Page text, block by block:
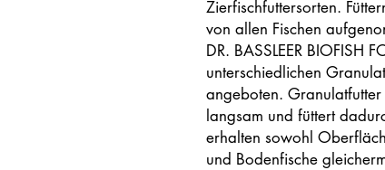
Zierfischfuttersorten.
von allen Fischen
DR. BASSLEER BIOFISH
unterschiedlichen
angeboten.
langsam und füttert
erhalten sowohl
und Bodenfische